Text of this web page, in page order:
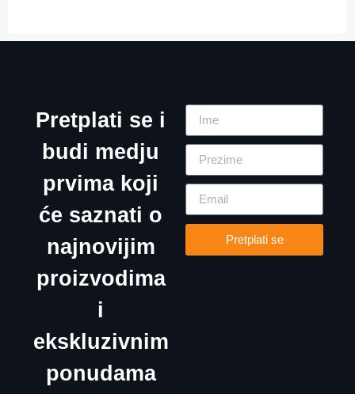
Pretplati se i
budi medju
prvima koji
će saznati o
najnovijim
proizvodima
i
ekskluzivnim
ponudama
Pretplati se